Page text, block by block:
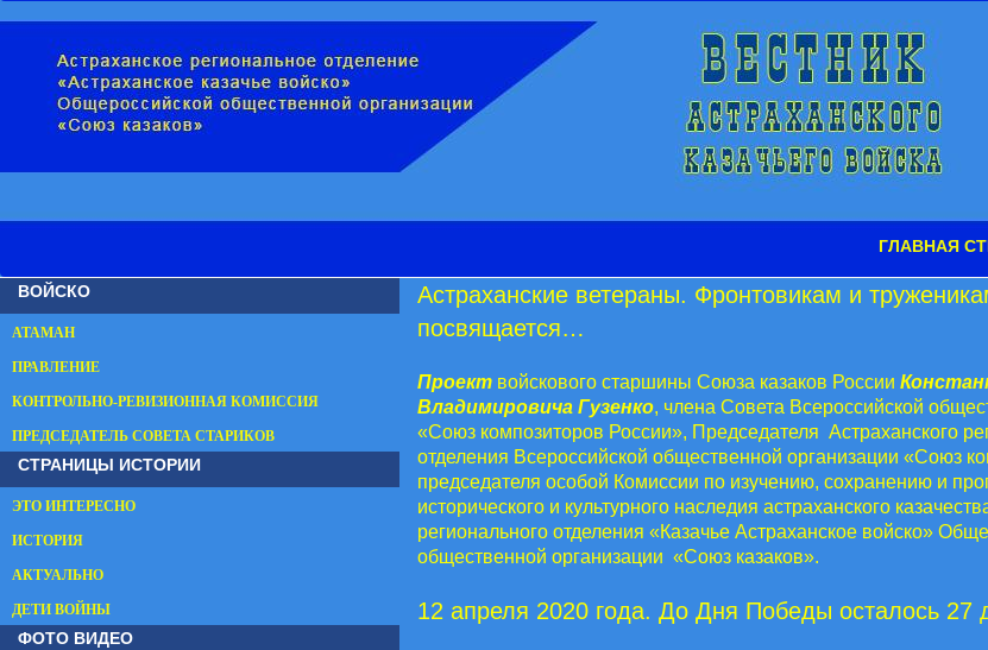
ГЛАВНАЯ
ВОЙСКО
АТАМАН
ПРАВЛЕНИЕ
КОНТРОЛЬНО-РЕВИЗИОННАЯ КОМИССИЯ
ПРЕДСЕДАТЕЛЬ СОВЕТА СТАРИКОВ
СТРАНИЦЫ ИСТОРИИ
ЭТО ИНТЕРЕСНО
ИСТОРИЯ
АКТУАЛЬНО
ДЕТИ ВОЙНЫ
ФОТО ВИДЕО
Астраханские ветераны. Фронтовикам и
посвящается…
Проект войскового старшины Союза казаков России
Владимировича Гузенко, члена Совета Всероссийской
«Союз композиторов России», Председателя Астраханского
отделения Всероссийской общественной организации «Союз
председателя особой Комиссии по изучению, сохранению и
исторического и культурного наследия астраханского
регионального отделения «Казачье Астраханское войско»
общественной организации «Союз казаков».
12 апреля 2020 года. До Дня Победы осталось 27